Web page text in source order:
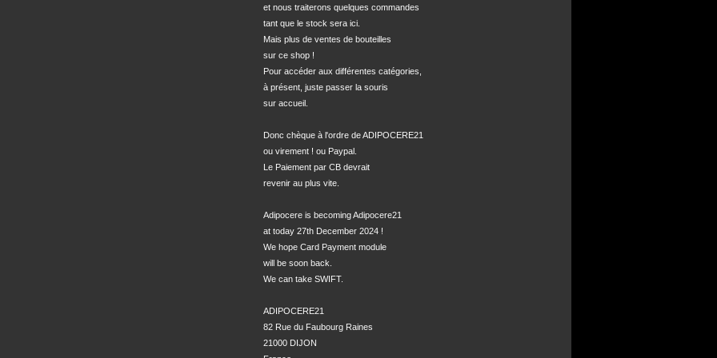
et nous traiterons quelques commandes
tant que le stock sera ici.
Mais plus de ventes de bouteilles
sur ce shop !
Pour accéder aux différentes catégories,
à présent, juste passer la souris
sur accueil.
Donc chèque à l'ordre de ADIPOCERE21
ou virement ! ou Paypal.
Le Paiement par CB devrait
revenir au plus vite.
Adipocere is becoming Adipocere21
at today 27th December 2024 !
We hope Card Payment module
will be soon back.
We can take SWIFT.
ADIPOCERE21
82 Rue du Faubourg Raines
21000 DIJON